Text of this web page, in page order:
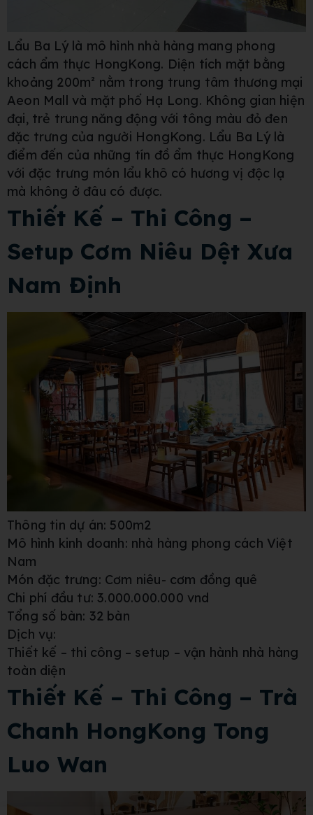
Lẩu Ba Lý là mô hình nhà hàng mang phong
cách ẩm thực HongKong. Diện tích mặt bằng
khoảng 200m² nằm trong trung tâm thương mại
Aeon Mall và mặt phố Hạ Long. Không gian hiện
đại, trẻ trung năng động với tông màu đỏ đen
đặc trưng của người HongKong. Lẩu Ba Lý là
điểm đến của những tín đồ ẩm thực HongKong
với đặc trưng món lẩu khô có hương vị độc lạ
mà không ở đâu có được.
Thiết Kế – Thi Công –
Setup Cơm Niêu Dệt Xưa
Nam Định
Thông tin dự án: 500m2
Mô hình kinh doanh: nhà hàng phong cách Việt
Nam
Món đặc trưng: Cơm niêu- cơm đồng quê
Chi phí đầu tư: 3.000.000.000 vnd
Tổng số bàn: 32 bàn
Dịch vụ:
Thiết kế – thi công – setup – vận hành nhà hàng
toàn diện
Thiết Kế – Thi Công – Trà
Chanh HongKong Tong
Luo Wan